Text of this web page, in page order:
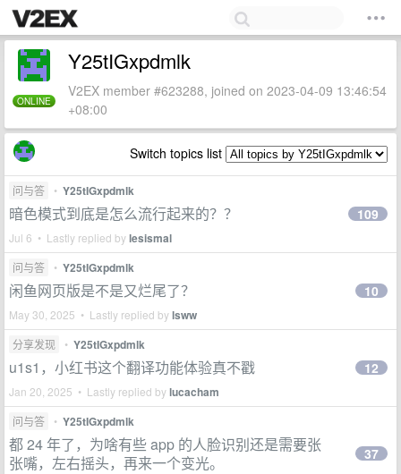
ONLINE
Y25tIGxpdmlk
V2EX member #623288, joined on 2023-04-09 13:46:54
+08:00
Switch topics list
问与答 • Y25tIGxpdmlk
暗色模式到底是怎么流行起来的？？
Jul 6 • Lastly replied bylesismal
109
问与答 • Y25tIGxpdmlk
闲鱼网页版是不是又烂尾了？
May 30, 2025 • Lastly replied bylsww
10
分享发现 • Y25tIGxpdmlk
u1s1，小红书这个翻译功能体验真不戳
Jan 20, 2025 • Lastly replied bylucacham
12
问与答 • Y25tIGxpdmlk
都 24 年了，为啥有些 app 的人脸识别还是需要张
张嘴，左右摇头，再来一个变光。
37